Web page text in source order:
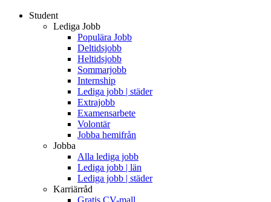
Student
Lediga Jobb
Populära Jobb
Deltidsjobb
Heltidsjobb
Sommarjobb
Internship
Lediga jobb | städer
Extrajobb
Examensarbete
Volontär
Jobba hemifrån
Jobba
Alla lediga jobb
Lediga jobb | län
Lediga jobb | städer
Karriärråd
Gratis CV-mall